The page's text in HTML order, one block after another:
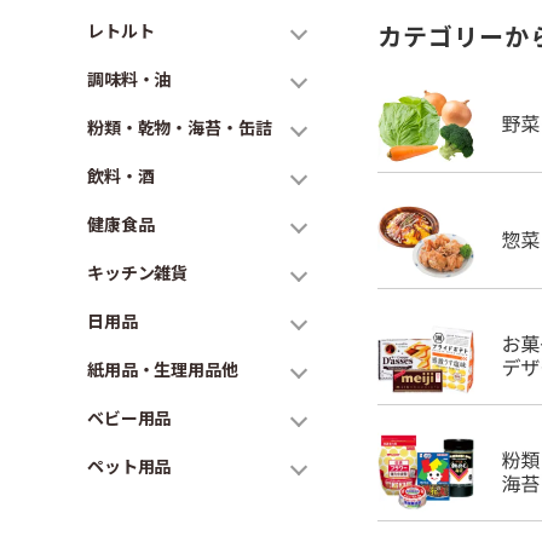
レトルト
調味料・油
粉類・乾物・海苔・缶詰
飲料・酒
健康食品
キッチン雑貨
日用品
紙用品・生理用品他
ベビー用品
ペット用品
カテゴリーか